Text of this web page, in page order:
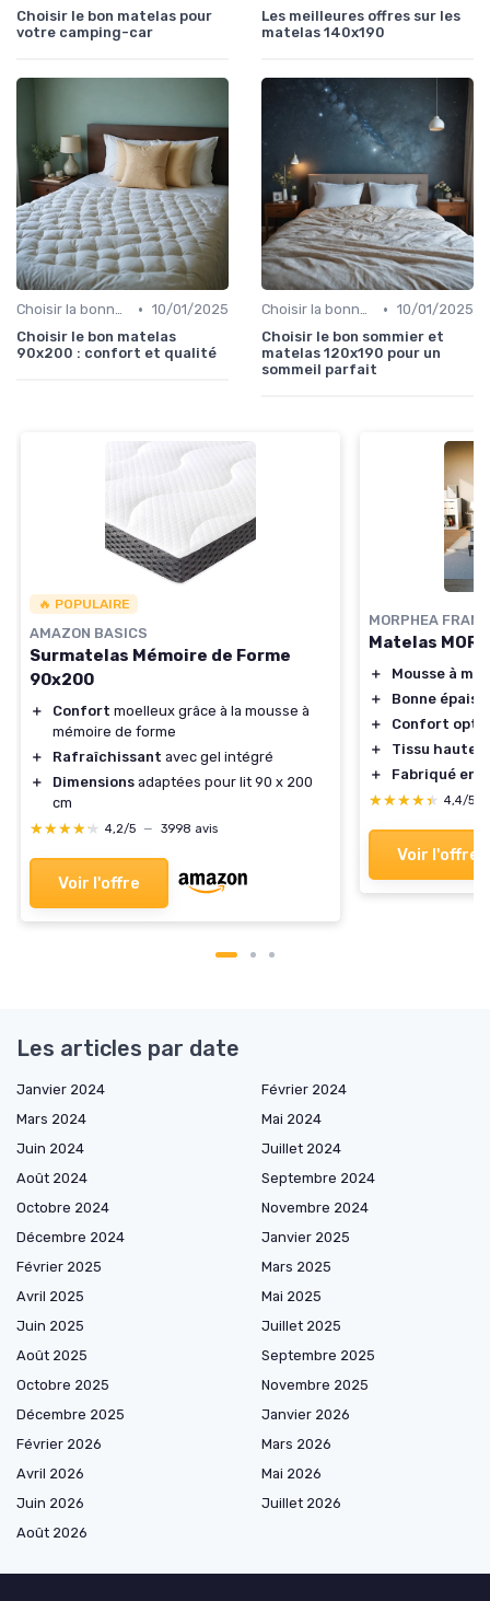
Choisir le bon matelas pour
votre camping-car
Les meilleures offres sur les
matelas 140x190
Choisir la bonne taille • 10/01/2025
Choisir le bon matelas
90x200 : confort et qualité
Choisir la bonne taille • 10/01/2025
Choisir le bon sommier et
matelas 120x190 pour un
sommeil parfait
🔥 POPULAIRE
AMAZON BASICS
Surmatelas Mémoire de Forme
90x200
＋ Confort moelleux grâce à la mousse à
mémoire de forme
＋
Rafraîchissant avec gel intégré
＋
Dimensions adaptées pour lit 90 x 200
cm
★★★★★
★★★★★ 4,2/5 — 3998 avis
Voir l'offre
MORPHEA
Matelas
＋
Mousse à
＋
Bonne
＋
Confort
＋
Tissu
＋
Fabriqué en
★★★★★
★★★★★ 4,4/5
Voir l'offre
Les articles par date
Janvier 2024
Février 2024
Mars 2024
Mai 2024
Juin 2024
Juillet 2024
Août 2024
Septembre 2024
Octobre 2024
Novembre 2024
Décembre 2024
Janvier 2025
Février 2025
Mars 2025
Avril 2025
Mai 2025
Juin 2025
Juillet 2025
Août 2025
Septembre 2025
Octobre 2025
Novembre 2025
Décembre 2025
Janvier 2026
Février 2026
Mars 2026
Avril 2026
Mai 2026
Juin 2026
Juillet 2026
Août 2026